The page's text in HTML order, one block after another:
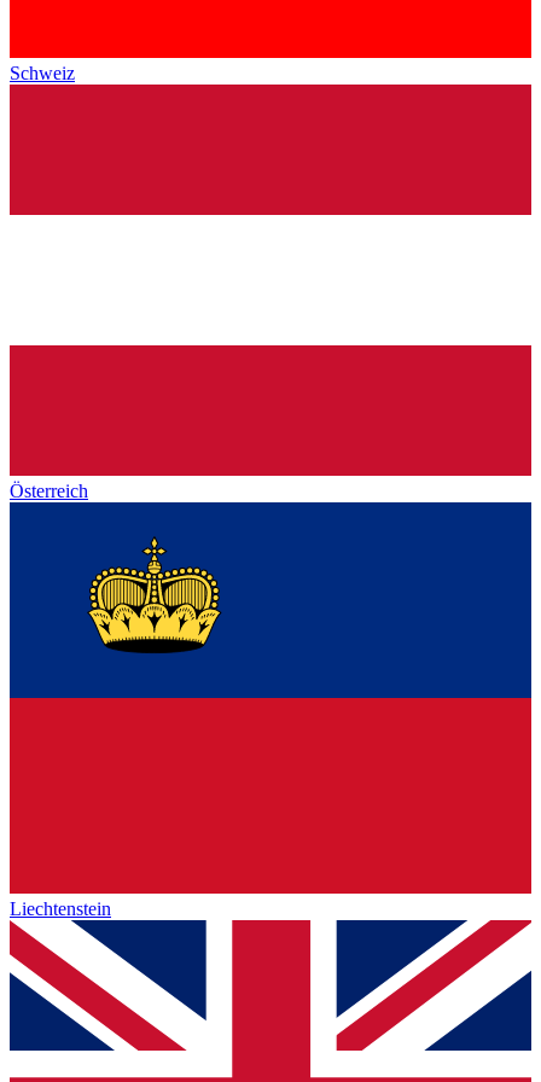
Schweiz
Österreich
Liechtenstein